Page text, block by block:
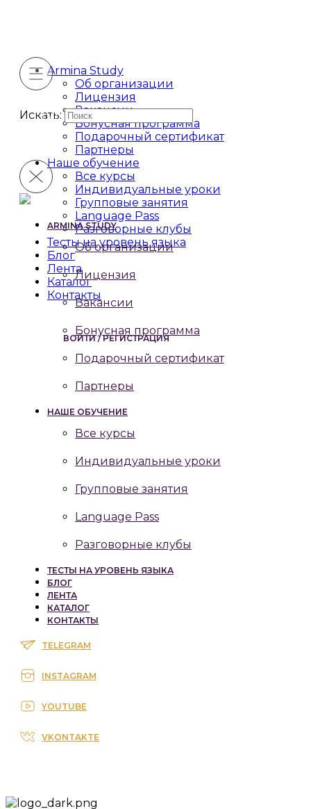
Armina Study
Об организации
Лицензия
Вакансии
Бонусная программа
Подарочный сертификат
Партнеры
Наше обучение
Все курсы
Индивидуальные уроки
Групповые занятия
Language Pass
Разговорные клубы
Тесты на уровень языка
Блог
Лента
Каталог
Контакты
ВОЙТИ / РЕГИСТРАЦИЯ
Искать:
ARMINA STUDY
Об организации
Лицензия
Вакансии
Бонусная программа
Подарочный сертификат
Партнеры
НАШЕ ОБУЧЕНИЕ
Все курсы
Индивидуальные уроки
Групповые занятия
Language Pass
Разговорные клубы
ТЕСТЫ НА УРОВЕНЬ ЯЗЫКА
БЛОГ
ЛЕНТА
КАТАЛОГ
КОНТАКТЫ
TELEGRAM
INSTAGRAM
YOUTUBE
VKONTAKTE